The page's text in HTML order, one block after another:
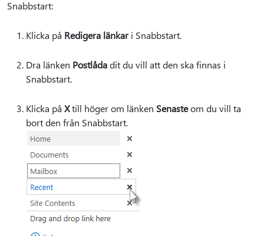
Snabbstart:
Klicka på Redigera länkari Snabbstart.
Dra länken Postlådadit du vill att den ska finnas i
Snabbstart.
Klicka på Xtill höger om länken Senasteom du vill ta
bort den från Snabbstart.